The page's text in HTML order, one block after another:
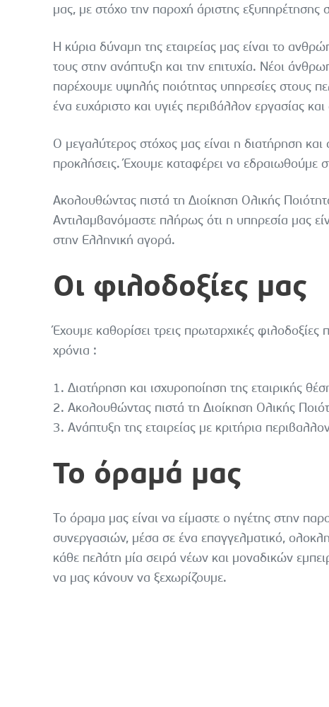
μας, με στόχο την παροχή άριστης
Η κύρια δύναμη της εταιρείας μας είναι το
τους στην ανάπτυξη και την επιτυχία. Νέοι
παρέχουμε υψηλής ποιότητας υπηρεσίες στους
ένα ευχάριστο και υγιές περιβάλλον εργασίας
Ο μεγαλύτερος στόχος μας είναι η διατήρηση
προκλήσεις. Έχουμε καταφέρει να εδραιωθούμε
Ακολουθώντας πιστά τη Διοίκηση Ολικής
Αντιλαμβανόμαστε πλήρως ότι η υπηρεσία μας
στην Ελληνική αγορά.
Οι φιλοδοξίες μας
Έχουμε καθορίσει τρεις πρωταρχικές
χρόνια :
1. Διατήρηση και ισχυροποίηση της εταιρικής
2. Ακολουθώντας πιστά τη Διοίκηση Ολικής
3. Ανάπτυξη της εταιρείας με κριτήρια
Το όραμά μας
Το όραμα μας είναι να είμαστε ο ηγέτης στην
συνεργασιών, μέσα σε ένα επαγγελματικό,
κάθε πελάτη μία σειρά νέων και μοναδικών
να μας κάνουν να ξεχωρίζουμε.